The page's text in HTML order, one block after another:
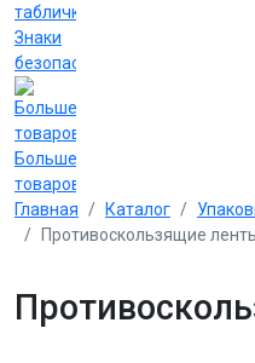
таблички
Знаки
безопасности
Больше
товаров
Главная Каталог
Противоскользящие